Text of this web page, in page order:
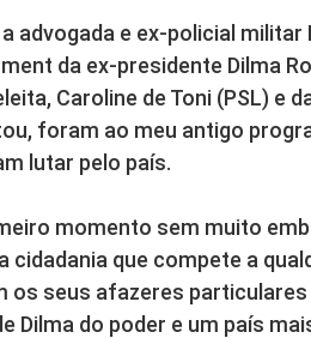
advogada e ex-policial militar
da ex-presidente Dilma
Caroline de Toni (PSL) e
foram ao meu antigo
lutar pelo país.
momento sem muito
cidadania que compete a
os seus afazeres
Dilma do poder e um país